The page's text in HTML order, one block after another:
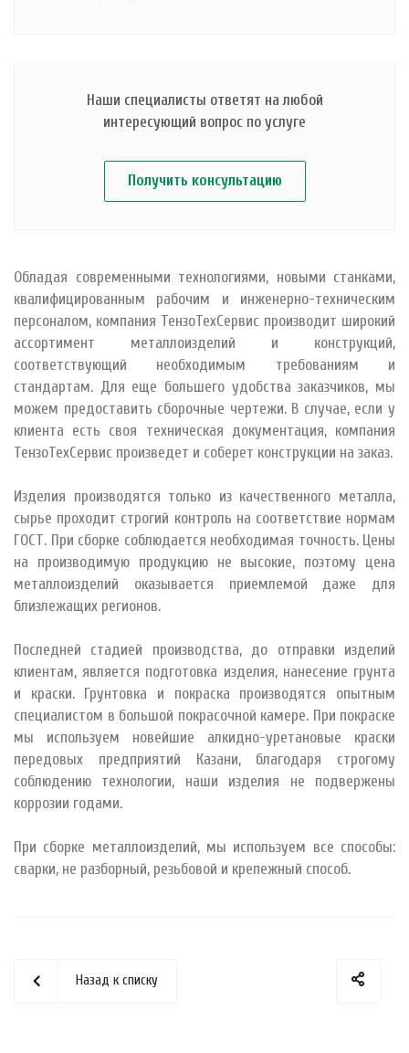
Наши специалисты ответят на любой
интересующий вопрос по услуге
Получить консультацию
Обладая современными технологиями, новыми станками,
квалифицированным рабочим и инженерно-техническим
персоналом, компания ТензоТехСервис производит широкий
ассортимент металлоизделий и конструкций,
соответствующий необходимым требованиям и
стандартам. Для еще большего удобства заказчиков, мы
можем предоставить сборочные чертежи. В случае, если у
клиента есть своя техническая документация, компания
ТензоТехСервис произведет и соберет конструкции на заказ.
Изделия производятся только из качественного металла,
сырье проходит строгий контроль на соответствие нормам
ГОСТ. При сборке соблюдается необходимая точность. Цены
на производимую продукцию не высокие, поэтому цена
металлоизделий оказывается приемлемой даже для
близлежащих регионов.
Последней стадией производства, до отправки изделий
клиентам, является подготовка изделия, нанесение грунта
и краски. Грунтовка и покраска производятся опытным
специалистом в большой покрасочной камере. При покраске
мы используем новейшие алкидно-уретановые краски
передовых предприятий Казани, благодаря строгому
соблюдению технологии, наши изделия не подвержены
коррозии годами.
При сборке металлоизделий, мы используем все способы:
сварки, не разборный, резьбовой и крепежный способ.
Назад к списку